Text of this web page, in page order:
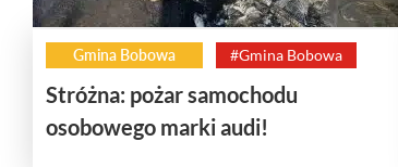
Gmina Bobowa #Gmina Bobowa
Stróżna: pożar samochodu
osobowego marki audi!